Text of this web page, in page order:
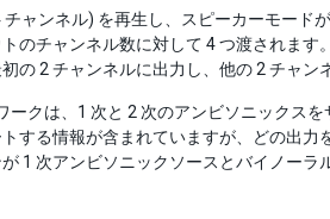
ャンネル) を再生し、スピーカーモード
のチャンネル数に対して 4 つ渡されます。
の 2 チャンネルに出力し、他の 2 チャン
クは、1 次と 2 次のアンビソニックス
する情報が含まれていますが、どの出
1 次アンビソニックソースとバイノー